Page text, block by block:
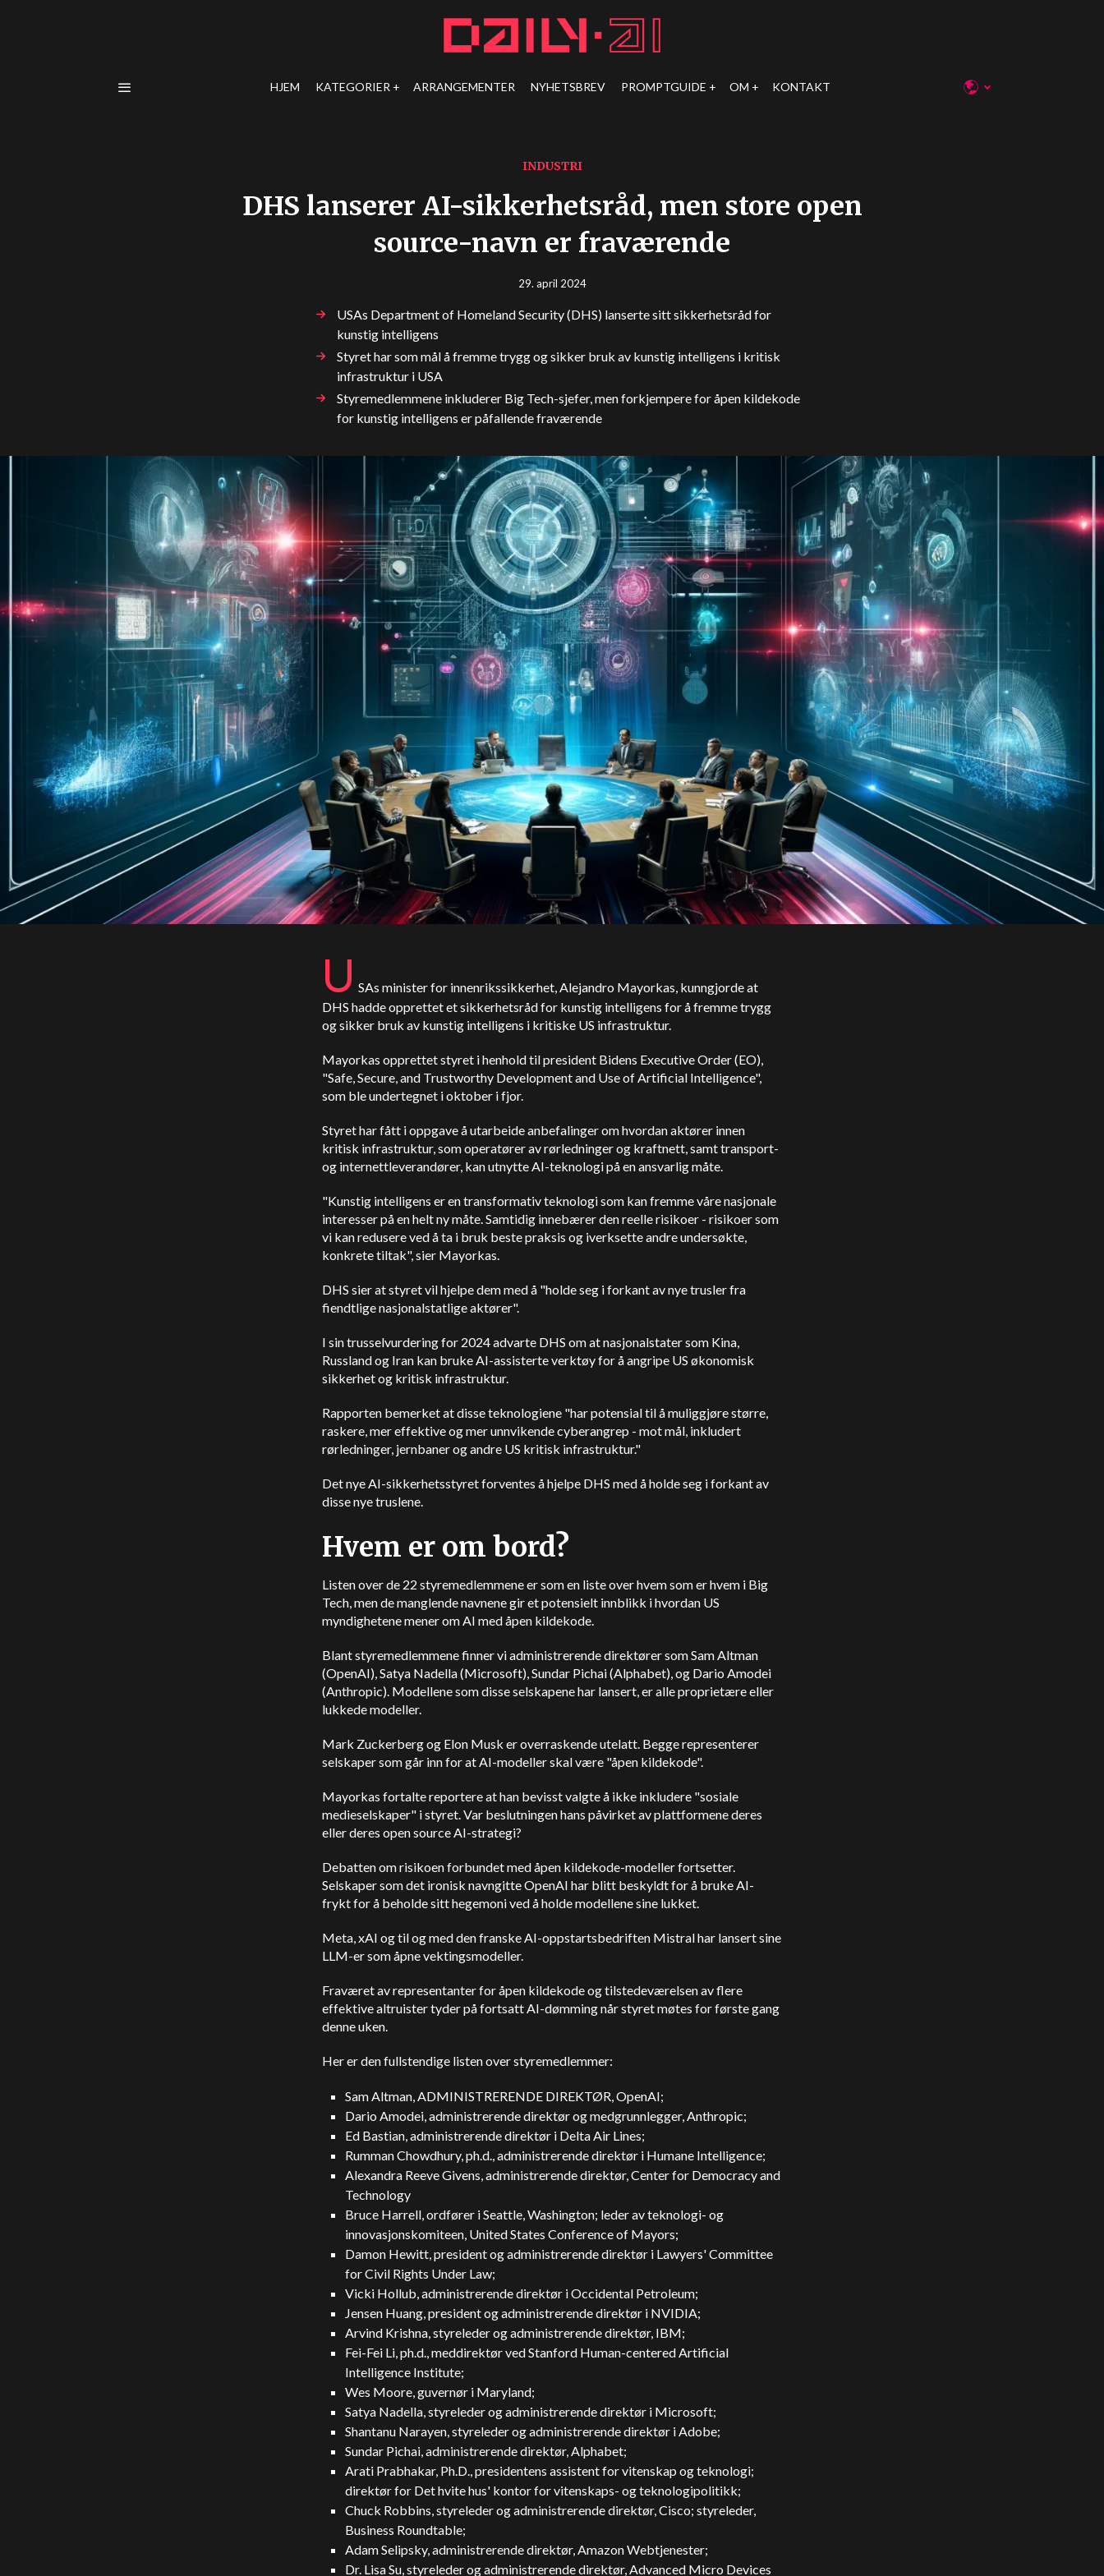
HJEM KATEGORIER ARRANGEMENTER NYHETSBREV PROMPTGUIDE OM KONTAKT
INDUSTRI
DHS lanserer AI-sikkerhetsråd, men store open
source-navn er fraværende
29. april 2024
USAs Department of Homeland Security (DHS) lanserte sitt sikkerhetsråd for
kunstig intelligens
Styret har som mål å fremme trygg og sikker bruk av kunstig intelligens i kritisk
infrastruktur i USA
Styremedlemmene inkluderer Big Tech-sjefer, men forkjempere for åpen kildekode
for kunstig intelligens er påfallende fraværende
U SAs minister for innenrikssikkerhet, Alejandro Mayorkas, kunngjorde at
DHS hadde opprettet et sikkerhetsråd for kunstig intelligens for å fremme trygg
og sikker bruk av kunstig intelligens i kritiske US infrastruktur.
Mayorkas opprettet styret i henhold til president Bidens Executive Order (EO),
"Safe, Secure, and Trustworthy Development and Use of Artificial Intelligence",
som ble undertegnet i oktober i fjor.
Styret har fått i oppgave å utarbeide anbefalinger om hvordan aktører innen
kritisk infrastruktur, som operatører av rørledninger og kraftnett, samt transport-
og internettleverandører, kan utnytte AI-teknologi på en ansvarlig måte.
"Kunstig intelligens er en transformativ teknologi som kan fremme våre nasjonale
interesser på en helt ny måte. Samtidig innebærer den reelle risikoer - risikoer som
vi kan redusere ved å ta i bruk beste praksis og iverksette andre undersøkte,
konkrete tiltak", sier Mayorkas.
DHS sier at styret vil hjelpe dem med å "holde seg i forkant av nye trusler fra
fiendtlige nasjonalstatlige aktører".
I sin trusselvurdering for 2024 advarte DHS om at nasjonalstater som Kina,
Russland og Iran kan bruke AI-assisterte verktøy for å angripe US økonomisk
sikkerhet og kritisk infrastruktur.
Rapporten bemerket at disse teknologiene "har potensial til å muliggjøre større,
raskere, mer effektive og mer unnvikende cyberangrep - mot mål, inkludert
rørledninger, jernbaner og andre US kritisk infrastruktur."
Det nye AI-sikkerhetsstyret forventes å hjelpe DHS med å holde seg i forkant av
disse nye truslene.
Hvem er om bord?
Listen over de 22 styremedlemmene er som en liste over hvem som er hvem i Big
Tech, men de manglende navnene gir et potensielt innblikk i hvordan US
myndighetene mener om AI med åpen kildekode.
Blant styremedlemmene finner vi administrerende direktører som SamAltman
(OpenAI), Satya Nadella (Microsoft), Sundar Pichai (Alphabet), og Dario Amodei
(Anthropic). Modellene som disse selskapene har lansert, er alle proprietære eller
lukkede modeller.
Mark Zuckerberg og Elon Musk er overraskende utelatt. Begge representerer
selskaper som går inn for at AI-modeller skal være "åpen kildekode".
Mayorkas fortalte reportere at han bevisst valgte å ikke inkludere "sosiale
medieselskaper" i styret. Var beslutningen hans påvirket av plattformene deres
eller deres open source AI-strategi?
Debatten om risikoen forbundet med åpen kildekode-modeller fortsetter.
Selskaper som det ironisk navngitteOpenAI har blitt beskyldt for å bruke AI-
frykt for å beholde sitt hegemoni ved å holde modellene sine lukket.
Meta, xAI og til og med den franske AI-oppstartsbedriften Mistralhar lansert sine
LLM-er som åpne vektingsmodeller.
Fraværet av representanter for åpen kildekode og tilstedeværelsen av flere
effektive altruister tyder på fortsatt AI-dømming når styret møtes for første gang
denne uken.
Her er den fullstendige listen over styremedlemmer:
SamAltman, ADMINISTRERENDE DIREKTØR,OpenAI;
Dario Amodei, administrerende direktør og medgrunnlegger,Anthropic;
Ed Bastian, administrerende direktør i Delta Air Lines;
Rumman Chowdhury, ph.d., administrerende direktør i Humane Intelligence;
Alexandra Reeve Givens, administrerende direktør, Center for Democracy and
Technology
Bruce Harrell, ordfører i Seattle, Washington; leder av teknologi- og
innovasjonskomiteen, United States Conference of Mayors;
Damon Hewitt, president og administrerende direktør i Lawyers' Committee
for Civil Rights Under Law;
Vicki Hollub, administrerende direktør i Occidental Petroleum;
Jensen Huang, president og administrerende direktør i NVIDIA;
Arvind Krishna, styreleder og administrerende direktør, IBM;
Fei-Fei Li, ph.d., meddirektør ved Stanford Human-centered Artificial
Intelligence Institute;
Wes Moore, guvernør i Maryland;
Satya Nadella, styreleder og administrerende direktør i Microsoft;
Shantanu Narayen, styreleder og administrerende direktør i Adobe;
Sundar Pichai, administrerende direktør,Alphabet;
Arati Prabhakar, Ph.D., presidentens assistent for vitenskap og teknologi;
direktør for Det hvite hus' kontor for vitenskaps- og teknologipolitikk;
Chuck Robbins, styreleder og administrerende direktør, Cisco; styreleder,
Business Roundtable;
Adam Selipsky, administrerende direktør,AmazonWebtjenester;
Dr. Lisa Su, styreleder og administrerende direktør, Advanced Micro Devices